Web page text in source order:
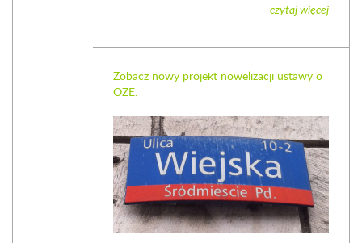
czytaj więcej
Zobacz nowy projekt nowelizacji ustawy o
OZE.